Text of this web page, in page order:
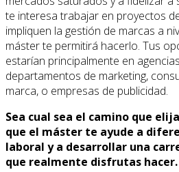
te interesa trabajar en proyectos
impliquen la gestión de marcas a
máster te permitirá hacerlo. Tus
estarían principalmente en
departamentos de marketing,
marca, o empresas de publicidad.
Sea cual sea el camino que
que el máster te ayude a
laboral y a desarrollar una
que realmente disfrutas hacer.